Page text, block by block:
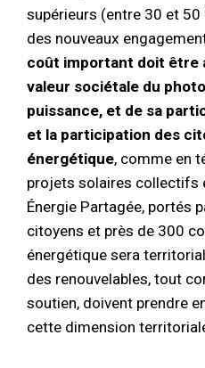
supérieurs (entre 30 et 50
des nouveaux
coût important doit être
valeur sociétale du
puissance, et de sa
et la participation des
énergétique, comme en
projets solaires collectifs
Énergie Partagée, portés
citoyens et près de 300
énergétique sera
des renouvelables, tout
soutien, doivent prendre
cette dimension